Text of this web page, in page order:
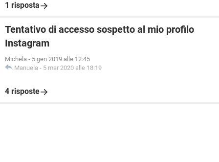
1 risposta
Tentativo di accesso sospetto al mio profilo
Instagram
Michela - 5 gen 2019 alle 12:45
Manuela - 5 mar 2020 alle 18:19
4 risposte